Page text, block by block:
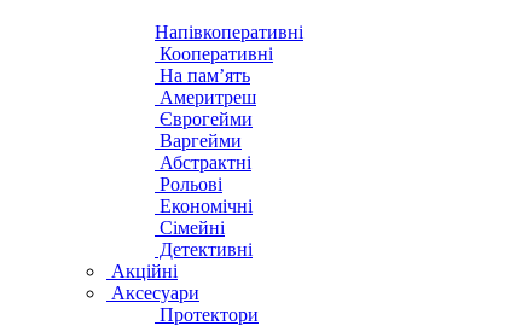
Напівкоперативні
Кооперативні
На пам’ять
Америтреш
Єврогейми
Варгейми
Абстрактні
Рольові
Економічні
Сімейні
Детективні
Акційні
Аксесуари
Протектори